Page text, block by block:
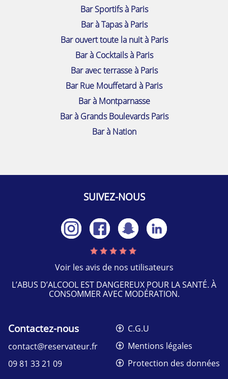
Bar Sportifs à Paris
Bar à Tapas à Paris
Bar ouvert toute la nuit à Paris
Bar à Cocktails à Paris
Bar avec terrasse à Paris
Bar Rue Mouffetard à Paris
Bar à Montparnasse
Bar à Grands Boulevards Paris
Bar à Nation
SUIVEZ-NOUS
Voir les avis de nos utilisateurs
L’ABUS D’ALCOOL EST DANGEREUX POUR LA SANTÉ. À
CONSOMMER AVEC MODÉRATION.
Contactez-nous
contact@reservateur.fr
09 81 33 21 09
C.G.U
Mentions légales
Protection des données